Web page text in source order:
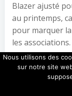
Blazer ajusté
au printemps,
pour marquer
les associations.
Nous utilisons des
sur notre site